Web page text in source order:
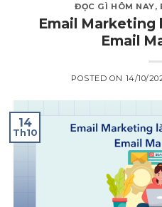
ĐỌC GÌ HÔM NAY,
Email Marketing
Email
POSTED ON 14/10/
14
Th10